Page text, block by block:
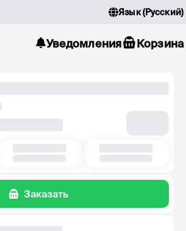
Язык(Русский)
Уведомления Корзина
Заказать